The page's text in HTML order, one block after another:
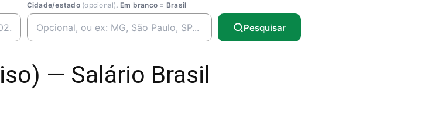
Cidade/estado (opcional). Em branco = Brasil
Pesquisar
— Salário Brasil